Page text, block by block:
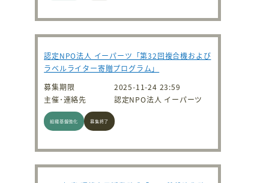
認定NPO法人 イーパーツ「第32回複合機および
ラベルライター寄贈プログラム」
募集期限
2025-11-24 23:59
主催･連絡先
認定NPO法人 イーパーツ
組織基盤強化 募集終了